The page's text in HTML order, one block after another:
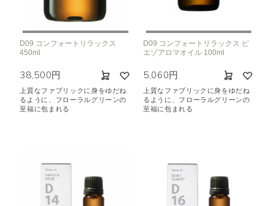
D09 コンフォートリラックス
450ml
38,500円
上質なファブリックに身をゆだね
るように、フローラルグリーンの
至福に包まれる
D09 コンフォートリラックス ピ
エゾアロマオイル 100ml
5,060円
上質なファブリックに身をゆだね
るように、フローラルグリーンの
至福に包まれる